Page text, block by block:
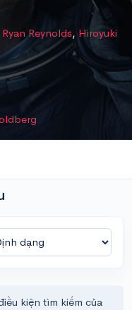
Ryan Reynolds,Hiroyuki
kiện tìm kiếm của